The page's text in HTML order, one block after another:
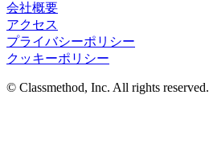
会社概要
アクセス
プライバシーポリシー
クッキーポリシー
© Classmethod, Inc. All rights reserved.